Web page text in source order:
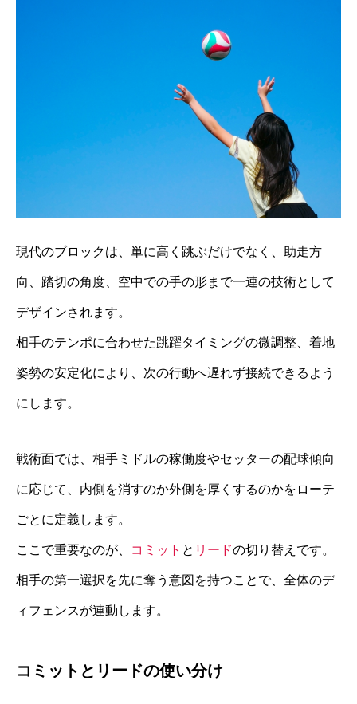
現代のブロックは、単に高く跳ぶだけでなく、助走方
向、踏切の角度、空中での手の形まで一連の技術として
デザインされます。
相手のテンポに合わせた跳躍タイミングの微調整、着地
姿勢の安定化により、次の行動へ遅れず接続できるよう
にします。
戦術面では、相手ミドルの稼働度やセッターの配球傾向
に応じて、内側を消すのか外側を厚くするのかをローテ
ごとに定義します。
ここで重要なのが、 コミット と リードの切り替えです。
相手の第一選択を先に奪う意図を持つことで、全体のデ
ィフェンスが連動します。
コミットとリードの使い分け